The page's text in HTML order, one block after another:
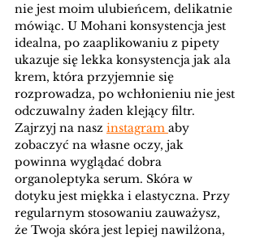
nie jest moim ulubieńcem, delikatnie
mówiąc. U Mohani konsystencja jest
idealna, po zaaplikowaniu z pipety
ukazuje się lekka konsystencja jak ala
krem, która przyjemnie się
rozprowadza, po wchłonieniu nie jest
odczuwalny żaden klejący filtr.
Zajrzyj na nasz instagram aby
zobaczyć na własne oczy, jak
powinna wyglądać dobra
organoleptyka serum. Skóra w
dotyku jest miękka i elastyczna. Przy
regularnym stosowaniu zauważysz,
że Twoja skóra jest lepiej nawilżona,